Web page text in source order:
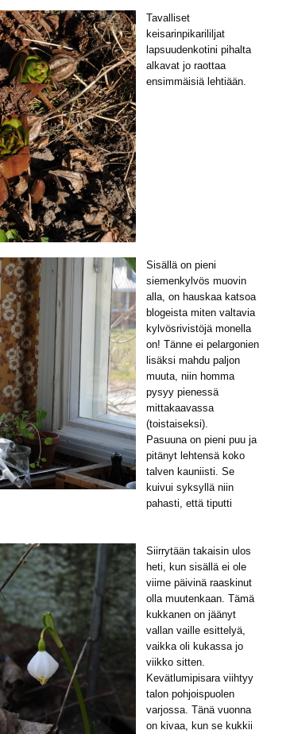
Tavalliset
keisarinpikarililjat
lapsuudenkotini pihalta
alkavat jo raottaa
ensimmäisiä lehtiään.
Sisällä on pieni
siemenkylvös muovin
alla, on hauskaa katsoa
blogeista miten valtavia
kylvösrivistöjä monella
on! Tänne ei pelargonien
lisäksi mahdu paljon
muuta, niin homma
pysyy pienessä
mittakaavassa
(toistaiseksi).
Pasuuna on pieni puu ja
pitänyt lehtensä koko
talven kauniisti. Se
kuivui syksyllä niin
pahasti, että tiputti
Siirrytään takaisin ulos
heti, kun sisällä ei ole
viime päivinä raaskinut
olla muutenkaan. Tämä
kukkanen on jäänyt
vallan vaille esittelyä,
vaikka oli kukassa jo
viikko sitten.
Kevätlumipisara viihtyy
talon pohjoispuolen
varjossa. Tänä vuonna
on kivaa, kun se kukkii